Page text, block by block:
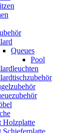
Queues
Pool
Holzplatte
Schieferplatte